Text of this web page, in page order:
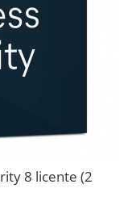
8 licente (2